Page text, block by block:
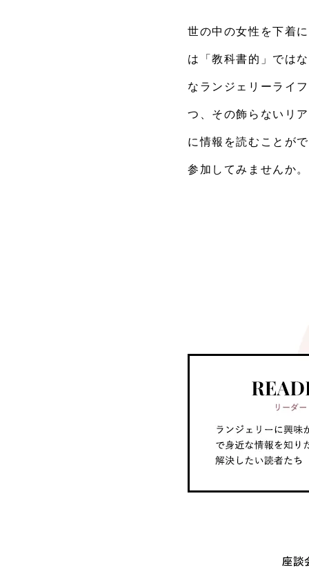
世の中の女性を下着
は「教科書的」では
なランジェリーライ
つ、その飾らないリ
に情報を読むことが
参加してみませんか。